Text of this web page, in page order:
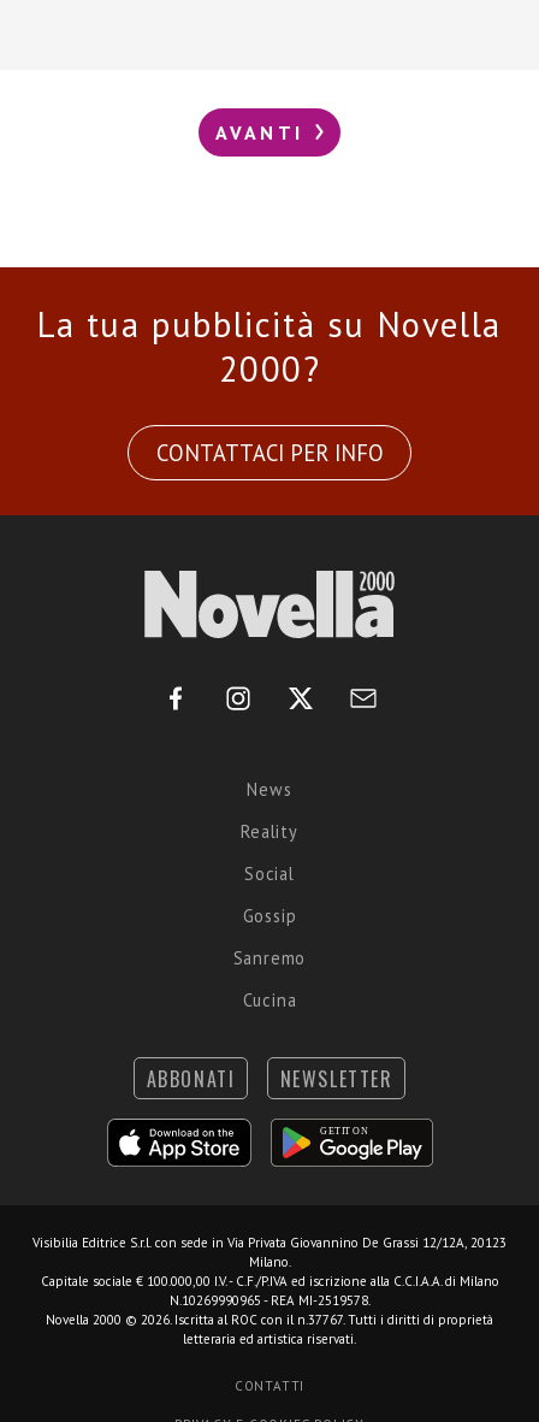
AVANTI
La tua pubblicità su Novella
2000?
CONTATTACI PER INFO
News
Reality
Social
Gossip
Sanremo
Cucina
ABBONATI NEWSLETTER
Visibilia Editrice S.r.l. con sede in Via Privata Giovannino De Grassi 12/12A, 20123
Milano.
Capitale sociale € 100.000,00 I.V. - C.F./P.IVA ed iscrizione alla C.C.I.A.A. di Milano
N.10269990965 - REA MI-2519578.
Novella 2000 © 2026. Iscritta al ROC con il n.37767. Tutti i diritti di proprietà
letteraria ed artistica riservati.
CONTATTI